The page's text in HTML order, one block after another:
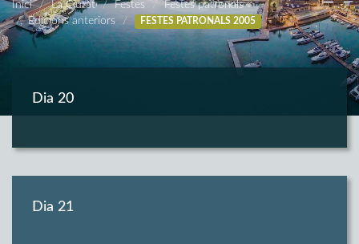
Inici La Ciutat Festes
Festes patronals
Edicions anteriors
FESTES PATRONALS 2005
Dia 20
Dia 21